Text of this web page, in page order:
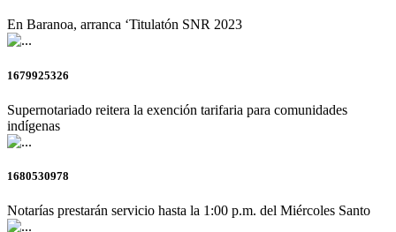
En Baranoa, arranca ‘Titulatón SNR 2023
1679925326
Supernotariado reitera la exención tarifaria para comunidades
indígenas
1680530978
Notarías prestarán servicio hasta la 1:00 p.m. del Miércoles Santo